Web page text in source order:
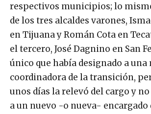
respectivos municipios; lo
de los tres alcaldes varones,
en Tijuana y Román Cota en
el tercero, José Dagnino en San
único que había designado a
coordinadora de la transición,
unos días la relevó del cargo y
a un nuevo -o nueva- encargado